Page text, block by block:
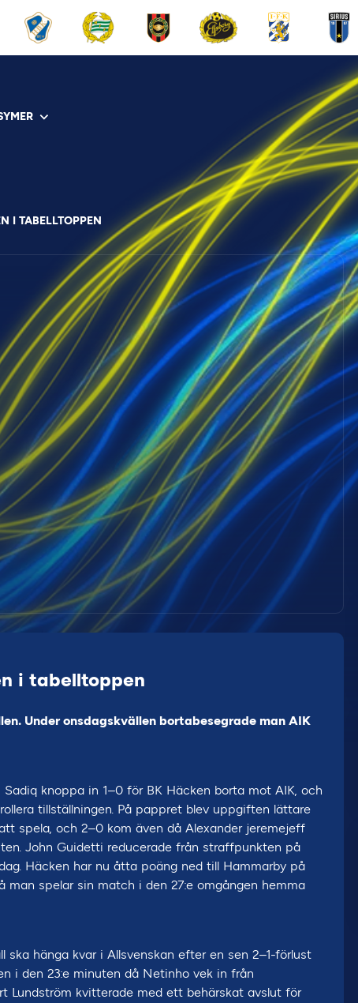
MER
I TABELLTOPPEN
i tabelltoppen
Under onsdagskvällen bortabesegrade man AIK
knoppa in 1–0 för BK Häcken borta mot AIK, och
tillställningen. På pappret blev uppgiften lättare
spela, och 2–0 kom även då Alexander jeremejeff
John Guidetti reducerade från straffpunkten på
Häcken har nu åtta poäng ned till Hammarby på
man spelar sin match i den 27:e omgången hemma
hänga kvar i Allsvenskan efter en sen 2–1-förlust
i den 23:e minuten då Netinho vek in från
Lundström kvitterade med ett behärskat avslut för